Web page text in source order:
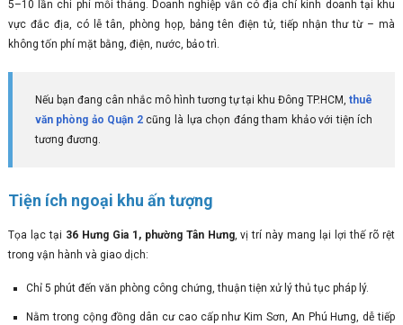
5–10 lần chi phí mỗi tháng. Doanh nghiệp vẫn có địa chỉ kinh doanh tại khu
vực đắc địa, có lễ tân, phòng họp, bảng tên điện tử, tiếp nhận thư từ – mà
không tốn phí mặt bằng, điện, nước, bảo trì.
Nếu bạn đang cân nhắc mô hình tương tự tại khu Đông TP.HCM,thuê
văn phòng ảo Quận 2cũng là lựa chọn đáng tham khảo với tiện ích
tương đương.
Tiện ích ngoại khu ấn tượng
Tọa lạc tại 36 Hưng Gia 1, phường Tân Hưng, vị trí này mang lại lợi thế rõ rệt
trong vận hành và giao dịch:
Chỉ 5 phút đến văn phòng công chứng, thuận tiện xử lý thủ tục pháp lý.
Nằm trong cộng đồng dân cư cao cấp như Kim Sơn, An Phú Hưng, dễ tiếp